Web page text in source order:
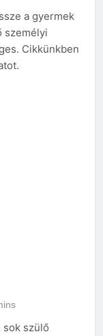
a gyermek
személyi
Cikkünkben
sok szülő